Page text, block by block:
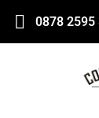
0878 2595